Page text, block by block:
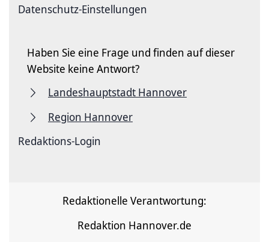
Datenschutz-Einstellungen
Haben Sie eine Frage und finden auf dieser
Website keine Antwort?
Landeshauptstadt Hannover
Region Hannover
Redaktions-Login
Redaktionelle Verantwortung:
Redaktion Hannover.de